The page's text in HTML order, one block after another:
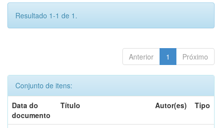
Resultado 1-1 de 1.
Anterior 1 Próximo
Conjunto de itens:
Data do
documento
Título Autor(es) Tipo